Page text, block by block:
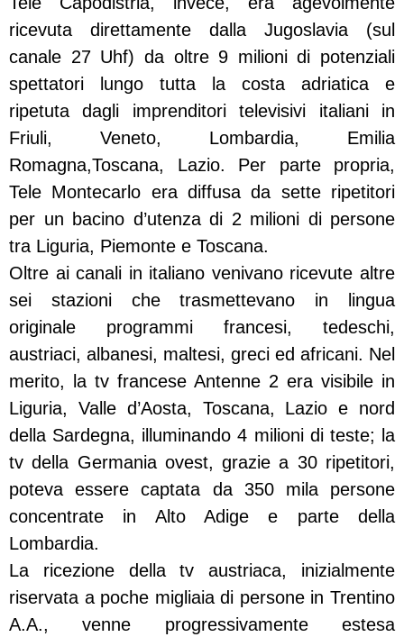
ricevuta direttamente dalla Jugoslavia (sul
canale 27 Uhf) da oltre 9 milioni di potenziali
spettatori lungo tutta la costa adriatica e
ripetuta dagli imprenditori televisivi italiani in
Friuli, Veneto, Lombardia, Emilia
Romagna,Toscana, Lazio. Per parte propria,
Tele Montecarlo era diffusa da sette ripetitori
per un bacino d’utenza di 2 milioni di persone
tra Liguria, Piemonte e Toscana.
Oltre ai canali in italiano venivano ricevute altre
sei stazioni che trasmettevano in lingua
originale programmi francesi, tedeschi,
austriaci, albanesi, maltesi, greci ed africani. Nel
merito, la tv francese Antenne 2 era visibile in
Liguria, Valle d’Aosta, Toscana, Lazio e nord
della Sardegna, illuminando 4 milioni di teste; la
tv della Germania ovest, grazie a 30 ripetitori,
poteva essere captata da 350 mila persone
concentrate in Alto Adige e parte della
Lombardia.
La ricezione della tv austriaca, inizialmente
riservata a poche migliaia di persone in Trentino
A.A., venne progressivamente estesa